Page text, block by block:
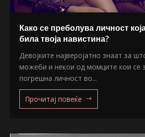
Како се преболува личност
била твоја навистина?
Девојките најверојатно знаат за
можеби и некои од момците кои се
погрешна личност во...
Прочитај повеќе